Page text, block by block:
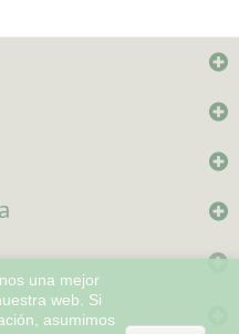
una mejor
web. Si
asumimos